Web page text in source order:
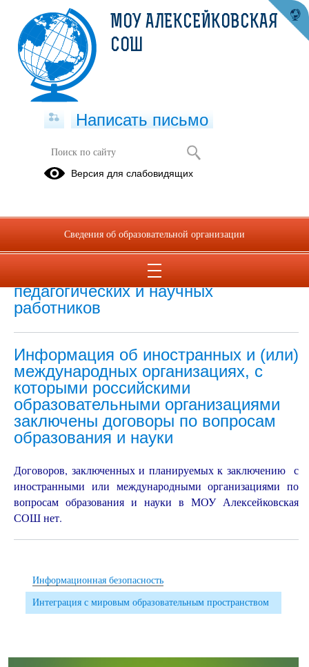
Численность иностранных
программам
Численность иностранных
педагогических и научных
работников
Информация об иностранных и (или)
международных организациях, с
которыми российскими
образовательными организациями
заключены договоры по вопросам
образования и науки
Договоров, заключенных и планируемых к заключению с
иностранными или международными организациями по
вопросам образования и науки в МОУ Алексейковская
СОШ нет.
Информационная безопасность
Интеграция с мировым образовательным пространством
МОУ АЛЕКСЕЙКОВСКАЯ
СОШ
Написать письмо
Версия для слабовидящих
Сведения об образовательной организации